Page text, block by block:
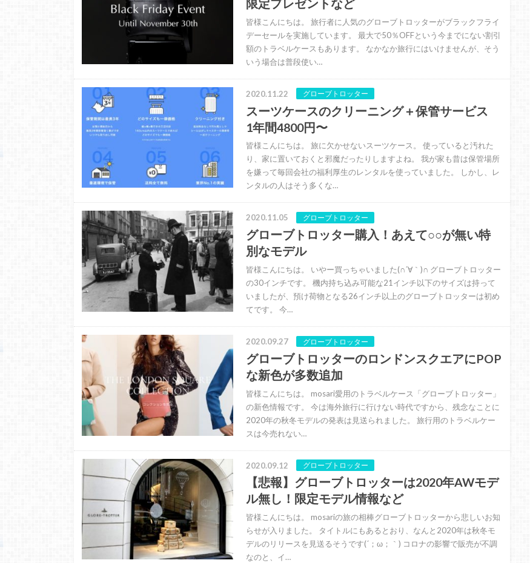
限定プレゼントなど
皆様こんにちは。 旅行者に人気のグローブトロッターがブラックフライ
デーセールを実施しています。 最大で50％OFFという今までにない割引
額のトラベルケースもあります。 なかなか旅行にはいけませんが、そう
いう場合は普段使い…
2020.11.22 グローブトロッター
スーツケースのクリーニング＋保管サービス
1年間4800円〜
皆様こんにちは。 旅に欠かせないスーツケース。 使っていると汚れた
り、家に置いておくと邪魔だったりしますよね。 我が家も昔は保管場所
を嫌って毎回会社の福利厚生のレンタルを使っていました。 しかし、レ
ンタルの人はそう多くな…
2020.11.05 グローブトロッター
グローブトロッター購入！あえて○○が無い特
別なモデル
皆様こんにちは。 いやー買っちゃいました(∩´∀｀)∩ グローブトロッター
の30インチです。 機内持ち込み可能な21インチ以下のサイズは持って
いましたが、預け荷物となる26インチ以上のグローブトロッターは初め
てです。 今…
2020.09.27 グローブトロッター
グローブトロッターのロンドンスクエアにPOP
な新色が多数追加
皆様こんにちは。 mosari愛用のトラベルケース「グローブトロッター」
の新色情報です。 今は海外旅行に行けない時代ですから、残念なことに
2020年の秋冬モデルの発表は見送られました。 旅行用のトラベルケー
スは今売れない…
2020.09.12 グローブトロッター
【悲報】グローブトロッターは2020年AWモデ
ル無し！限定モデル情報など
皆様こんにちは。 mosariの旅の相棒グローブトロッターから悲しいお知
らせが入りました。 タイトルにもあるとおり、なんと2020年は秋冬モ
デルのリリースを見送るそうです(´；ω；｀) コロナの影響で販売が不調
なのと、イ…